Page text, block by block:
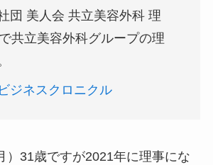
団 美人会 共立美容外科 理
共立美容外科グループの理
ビジネスクロニクル
）31歳ですが2021年に理事にな